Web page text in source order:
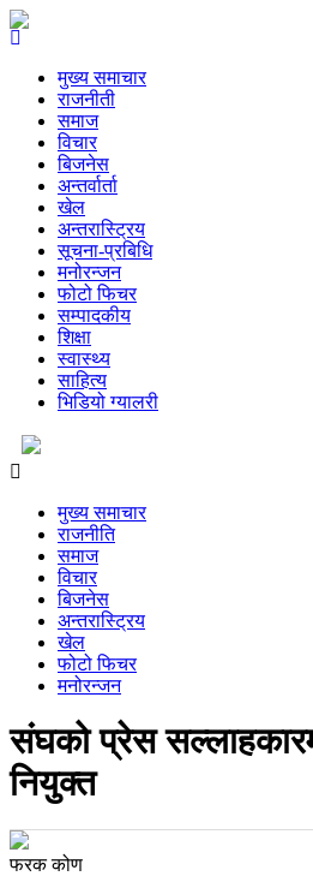
मुख्य समाचार
राजनीती
समाज
विचार
बिजनेस
अन्तर्वार्ता
खेल
अन्तरास्ट्रिय
सूचना-प्रबिधि
मनोरन्जन
फोटो फिचर
सम्पादकीय
शिक्षा
स्वास्थ्य
साहित्य
भिडियो ग्यालरी
मुख्य समाचार
राजनीति
समाज
विचार
बिजनेस
अन्तरास्ट्रिय
खेल
फोटो फिचर
मनोरन्जन
संघको प्रेस
नियुक्त
फरक कोण